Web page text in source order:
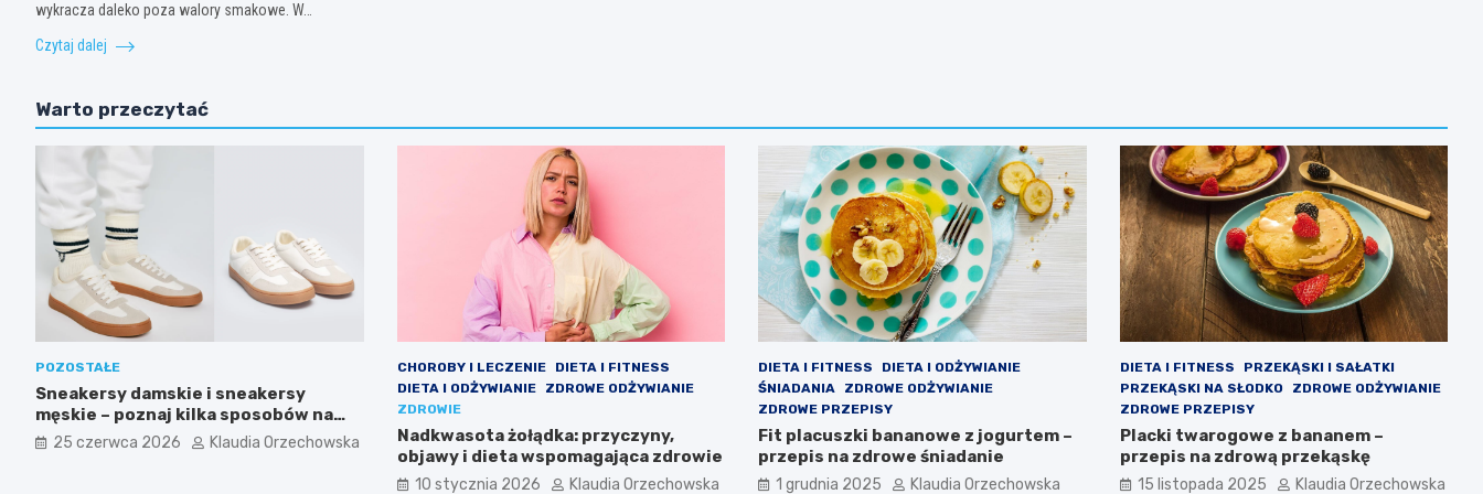
wykracza daleko poza walory smakowe. W…
Czytaj dalej
Warto przeczytać
POZOSTAŁE
Sneakersy damskie i sneakersy
męskie – poznaj kilka sposobów na
wygodę, która wygląda modnie
25 czerwca 2026 Klaudia Orzechowska
CHOROBY I LECZENIE
DIETA I FITNESS
DIETA I ODŻYWIANIE
ZDROWE ODŻYWIANIE
ZDROWIE
Nadkwasota żołądka: przyczyny,
objawy i dieta wspomagająca zdrowie
10 stycznia 2026 Klaudia Orzechowska
DIETA I FITNESS
DIETA I ODŻYWIANIE
ŚNIADANIA
ZDROWE ODŻYWIANIE
ZDROWE PRZEPISY
Fit placuszki bananowe z jogurtem –
przepis na zdrowe śniadanie
1 grudnia 2025 Klaudia Orzechowska
DIETA I FITNESS
PRZEKĄSKI I SAŁATKI
PRZEKĄSKI NA SŁODKO
ZDROWE ODŻYWIANIE
ZDROWE PRZEPISY
Placki twarogowe z bananem –
przepis na zdrową przekąskę
15 listopada 2025 Klaudia Orzechowska